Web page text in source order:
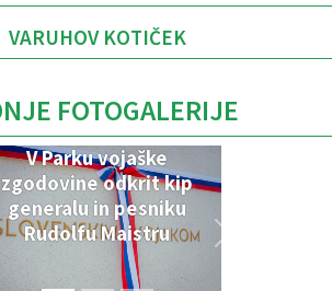
VARUHOV KOTIČEK
FOTOGALERIJE
V Parku vojaške
zgodovine odkrit kip
generalu in pesniku
Rudolfu Maistru